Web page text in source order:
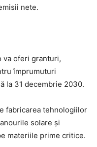
nete.
va oferi granturi,
împrumuturi
la 31 decembrie 2030.
fabricarea tehnologiilor
solare și
materiile prime critice.